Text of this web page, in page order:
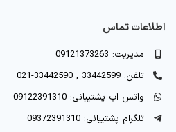
اطلاعات تماس
مدیریت: 09121373263
تلفن: 33442599 , 33442590-021
واتس اپ پشتیبانی: 09122391310
تلگرام پشتیبانی: 09372391310